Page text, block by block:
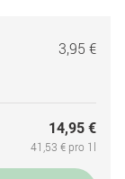
3,95 €
14,95 €
41,53 € pro 1l